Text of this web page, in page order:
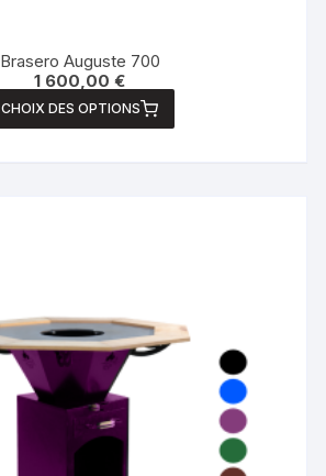
Brasero Auguste 700
1 600,00€
CHOIX DES OPTIONS